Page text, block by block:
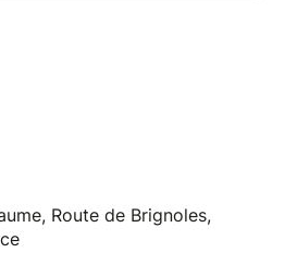
Route de Brignoles,